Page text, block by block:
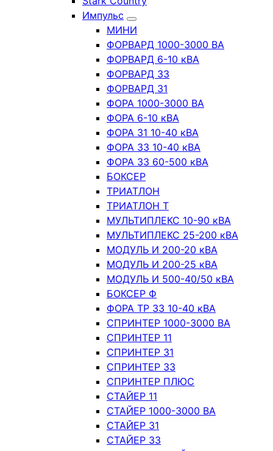
Импульс
МИНИ
ФОРВАРД 1000-3000 ВА
ФОРВАРД 6-10 кВА
ФОРВАРД 33
ФОРВАРД 31
ФОРА 1000-3000 ВА
ФОРА 6-10 кВА
ФОРА 31 10-40 кВА
ФОРА 33 10-40 кВА
ФОРА 33 60-500 кВА
БОКСЕР
ТРИАТЛОН
ТРИАТЛОН Т
МУЛЬТИПЛЕКС 10-90 кВА
МУЛЬТИПЛЕКС 25-200 кВА
МОДУЛЬ И 200-20 кВА
МОДУЛЬ И 200-25 кВА
МОДУЛЬ И 500-40/50 кВА
БОКСЕР Ф
ФОРА ТР 33 10-40 кВА
СПРИНТЕР 1000-3000 ВА
СПРИНТЕР 11
СПРИНТЕР 31
СПРИНТЕР 33
СПРИНТЕР ПЛЮС
СТАЙЕР 11
СТАЙЕР 1000-3000 ВА
СТАЙЕР 31
СТАЙЕР 33